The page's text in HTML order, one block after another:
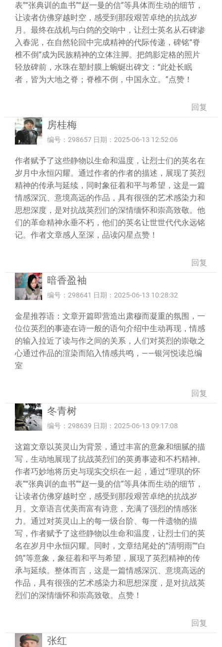
表”“张典训的血书”“赵一曼的信”等具体而生动的细节，
让读者仿佛穿越时空，感受到那段艰苦卓绝的抗战岁
月。最终在战机与白鸽的交响中，让烈士英名从石碑渗
入春泥，在自然轮回中完成精神的代际传递，碑铭“脊
椎不倒”成为民族精神的立体注脚。把鸽影定格的照片
轻放碑前，水珠在塑封膜上蜿蜒出碑文：“此处长眠
者，皆为大地之脊；脊椎不倒，中国永立。”点赞！
回复
房桂梅
编号：298657 日期：2025-06-13 12:52:06
作者赋予了这些静物以生命和温度，让烈士们的英名在
岁月中永恒闪耀。通过作者的作者的描述，展现了英烈
精神的传承与延续，同时象征着和平与希望，这是一篇
情感深沉、意境高远的作品，具有很强的艺术感染力和
思想深度，是对抗战英烈们的深情缅怀和崇高致敬。他
们的革命精神永垂不朽，他们的英名让世世代代永远铭
记。作者文章感人至深，品读闪星点赞！
回复
暗香盈袖
编号：298641 日期：2025-06-13 10:28:32
金星推荐语：文章开篇即营造出肃穆而凝重的氛围，一
位位英烈的事迹在诗一般的语句介绍中生动再现，情感
的输入拉近了读与作之间的关系，人们对英烈的崇敬之
心通过作品的渲染而陷入情感共鸣，——银河悦读总编
室
回复
冬青树
编号：298639 日期：2025-06-13 09:17:08
这篇文章以英灵山为背景，通过丰富的意象和细腻的描
写，生动地展现了抗战英烈们的英勇事迹和不朽精神。
作者巧妙地将历史与现实交织在一起，通过“理琪的怀
表”“张典训的血书”“赵一曼的信”等具体而生动的细节，
让读者仿佛穿越时空，感受到那段艰苦卓绝的抗战岁
月。文章语言优美而富有诗意，充满了强烈的情感张
力。通过对英灵山上的每一级台阶、每一件遗物的描
写，作者赋予了这些静物以生命和温度，让烈士们的英
名在岁月中永恒闪耀。同时，文章结尾处的“清明雨”“白
鸽”等意象，象征着和平与希望，展现了英烈精神的传
承与延续。整体而言，这是一篇情感深沉、意境高远的
作品，具有很强的艺术感染力和思想深度，是对抗战英
烈们的深情缅怀和崇高致敬。点赞！
回复
张红